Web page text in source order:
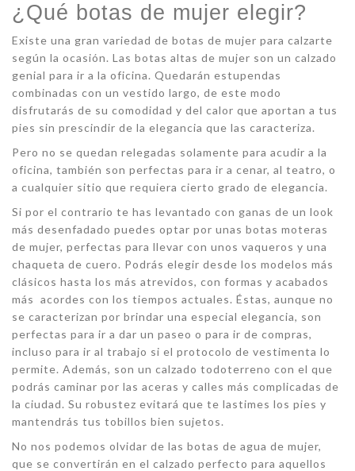
¿Qué botas de mujer elegir?
Existe una gran variedad de botas de mujer para calzarte
según la ocasión. Las botas altas de mujer son un calzado
genial para ir a la oficina. Quedarán estupendas
combinadas con un vestido largo, de este modo
disfrutarás de su comodidad y del calor que aportan a tus
pies sin prescindir de la elegancia que las caracteriza.
Pero no se quedan relegadas solamente para acudir a la
oficina, también son perfectas para ir a cenar, al teatro, o
a cualquier sitio que requiera cierto grado de elegancia.
Si por el contrario te has levantado con ganas de un look
más desenfadado puedes optar por unas botas moteras
de mujer, perfectas para llevar con unos vaqueros y una
chaqueta de cuero. Podrás elegir desde los modelos más
clásicos hasta los más atrevidos, con formas y acabados
más acordes con los tiempos actuales. Éstas, aunque no
se caracterizan por brindar una especial elegancia, son
perfectas para ir a dar un paseo o para ir de compras,
incluso para ir al trabajo si el protocolo de vestimenta lo
permite. Además, son un calzado todoterreno con el que
podrás caminar por las aceras y calles más complicadas de
la ciudad. Su robustez evitará que te lastimes los pies y
mantendrás tus tobillos bien sujetos.
No nos podemos olvidar de las botas de agua de mujer,
que se convertirán en el calzado perfecto para aquellos